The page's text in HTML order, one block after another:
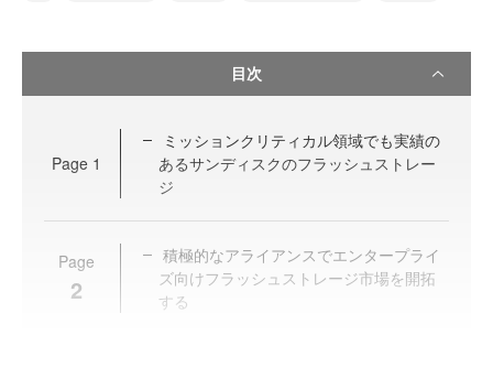
目次
Page 1
ミッションクリティカル領域でも実績の
あるサンディスクのフラッシュストレー
ジ
Page
2
積極的なアライアンスでエンタープライ
ズ向けフラッシュストレージ市場を開拓
する